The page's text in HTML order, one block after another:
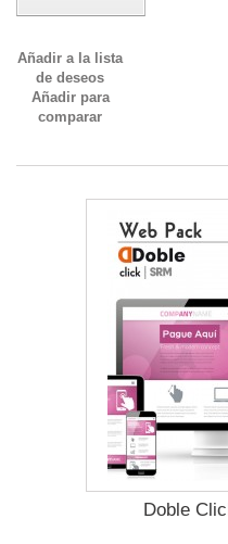
Añadir a la lista
de deseos
Añadir para
comparar
Doble